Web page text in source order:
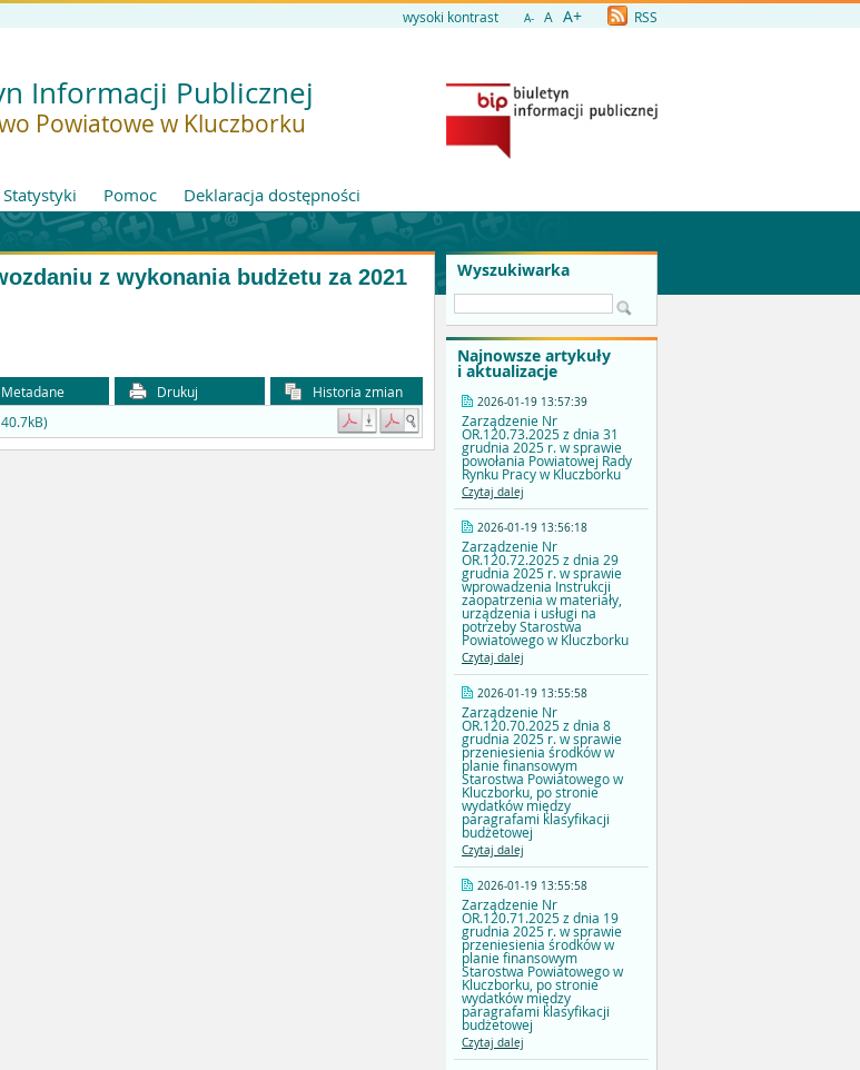
wysoki kontrast A- A A+ RSS
Informacji Publicznej
Powiatowe w Kluczborku
Statystyki Pomoc Deklaracja dostępności
Wyszukiwarka
Najnowsze artykuły
i aktualizacje
2026-01-19 13:57:39
Zarządzenie Nr
OR.120.73.2025 z dnia 31
grudnia 2025 r. w sprawie
powołania Powiatowej Rady
Rynku Pracy w Kluczborku
Czytaj dalej
2026-01-19 13:56:18
Zarządzenie Nr
OR.120.72.2025 z dnia 29
grudnia 2025 r. w sprawie
wprowadzenia Instrukcji
zaopatrzenia w materiały,
urządzenia i usługi na
potrzeby Starostwa
Powiatowego w Kluczborku
Czytaj dalej
2026-01-19 13:55:58
Zarządzenie Nr
OR.120.70.2025 z dnia 8
grudnia 2025 r. w sprawie
przeniesienia środków w
planie finansowym
Starostwa Powiatowego w
Kluczborku, po stronie
wydatków między
paragrafami klasyfikacji
budżetowej
Czytaj dalej
2026-01-19 13:55:58
Zarządzenie Nr
OR.120.71.2025 z dnia 19
grudnia 2025 r. w sprawie
przeniesienia środków w
planie finansowym
Starostwa Powiatowego w
Kluczborku, po stronie
wydatków między
paragrafami klasyfikacji
budżetowej
Czytaj dalej
z wykonania budżetu za 2021
Metadane Drukuj
Historia zmian